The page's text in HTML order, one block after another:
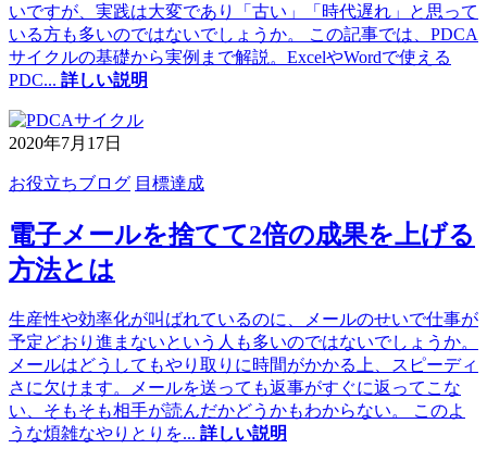
いですが、実践は大変であり「古い」「時代遅れ」と思って
いる方も多いのではないでしょうか。 この記事では、PDCA
サイクルの基礎から実例まで解説。ExcelやWordで使える
PDC... 詳しい説明
2020年7月17日
お役立ちブログ 目標達成
電子メールを捨てて2倍の成果を上げる
方法とは
生産性や効率化が叫ばれているのに、メールのせいで仕事が
予定どおり進まないという人も多いのではないでしょうか。
メールはどうしてもやり取りに時間がかかる上、スピーディ
さに欠けます。メールを送っても返事がすぐに返ってこな
い、そもそも相手が読んだかどうかもわからない。 このよ
うな煩雑なやりとりを... 詳しい説明